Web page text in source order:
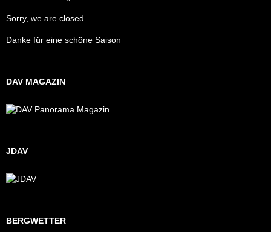
Sorry, we are closed
Danke für eine schöne Saison
DAV MAGAZIN
JDAV
BERGWETTER